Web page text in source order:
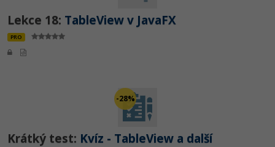
Lekce 18: TableView v JavaFX
PRO
-28%
Krátký test: Kvíz - TableView a další